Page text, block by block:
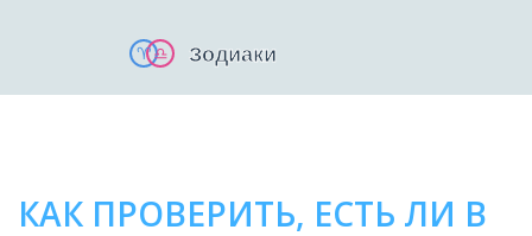
КАК ПРОВЕРИТЬ, ЕСТЬ ЛИ В